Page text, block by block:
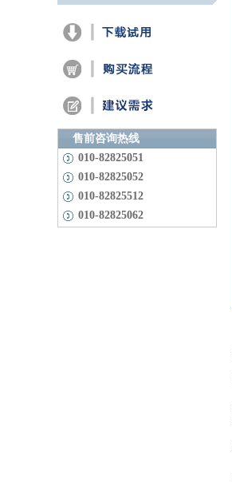
售前咨询热线
010-82825051
010-82825052
010-82825512
010-82825062